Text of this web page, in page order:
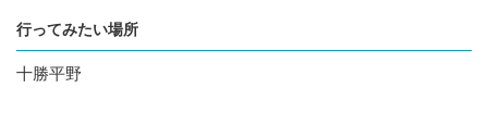
行ってみたい場所
十勝平野